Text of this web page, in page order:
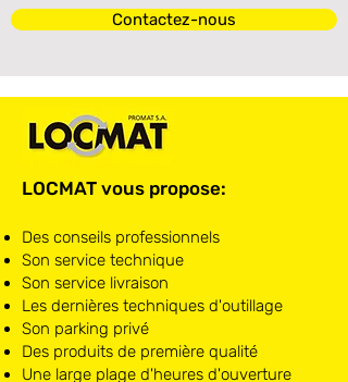
Contactez-nous
LOCMAT vous propose:
Des conseils professionnels
Son service technique
Son service livraison
Les dernières techniques d'outillage
Son parking privé
Des produits de première qualité
Une large plage d'heures d'ouverture